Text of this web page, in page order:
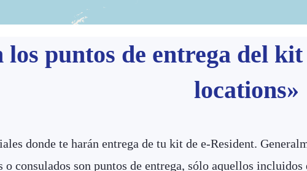
los puntos de entrega del
locations»
donde te harán entrega de tu kit de e-Resident.
o consulados son puntos de entrega, sólo aquellos